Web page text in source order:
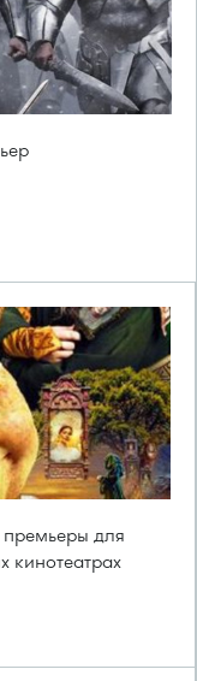
для
кинотеатрах